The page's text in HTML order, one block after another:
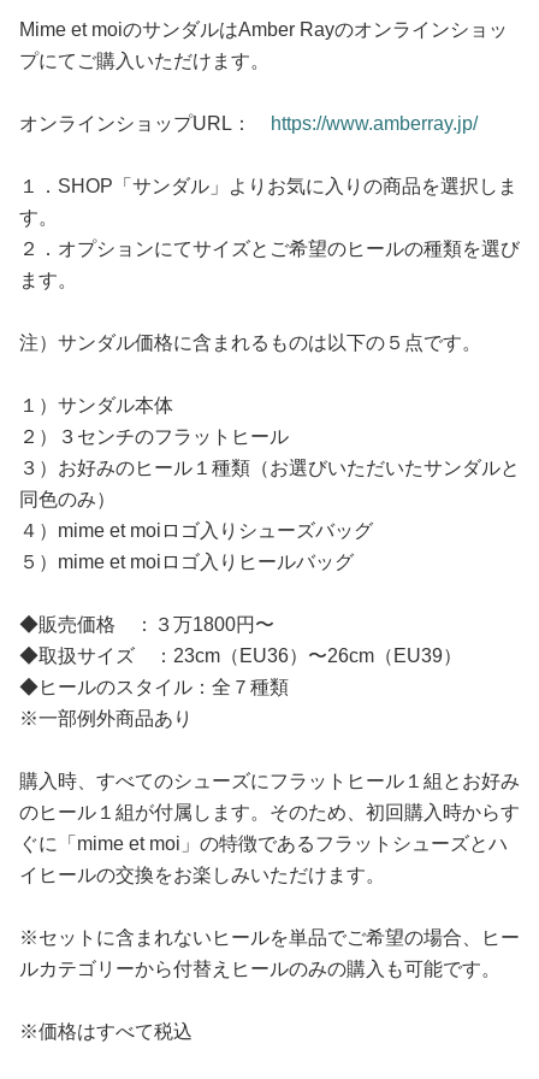
Mime et moiのサンダルはAmber Rayのオンラインショッ
プにてご購入いただけます。
オンラインショップURL： https://www.amberray.jp/
１．SHOP「サンダル」よりお気に入りの商品を選択しま
す。
２．オプションにてサイズとご希望のヒールの種類を選び
ます。
注）サンダル価格に含まれるものは以下の５点です。
１）サンダル本体
２）３センチのフラットヒール
３）お好みのヒール１種類（お選びいただいたサンダルと
同色のみ）
４）mime et moiロゴ入りシューズバッグ
５）mime et moiロゴ入りヒールバッグ
◆販売価格 ：３万1800円〜
◆取扱サイズ ：23cm（EU36）〜26cm（EU39）
◆ヒールのスタイル：全７種類
※一部例外商品あり
購入時、すべてのシューズにフラットヒール１組とお好み
のヒール１組が付属します。そのため、初回購入時からす
ぐに「mime et moi」の特徴であるフラットシューズとハ
イヒールの交換をお楽しみいただけます。
※セットに含まれないヒールを単品でご希望の場合、ヒー
ルカテゴリーから付替えヒールのみの購入も可能です。
※価格はすべて税込